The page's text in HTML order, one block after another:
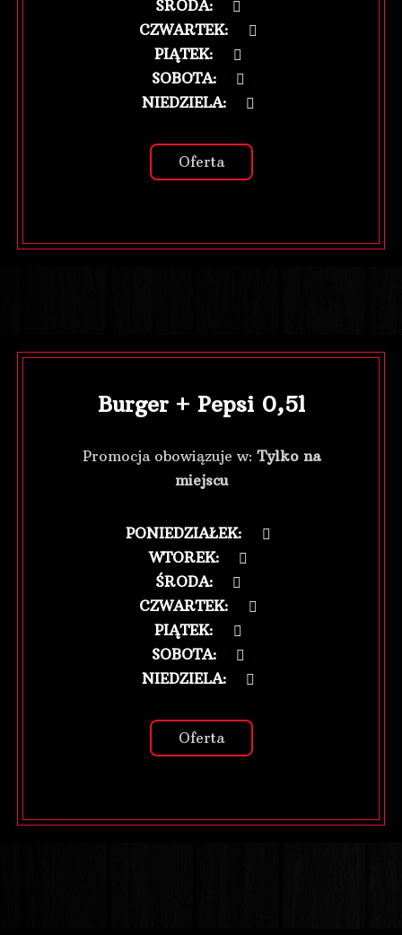
ŚRODA:
CZWARTEK:
PIĄTEK:
SOBOTA:
NIEDZIELA:
Oferta
Burger + Pepsi 0,5l
Promocja obowiązuje w:Tylko na
miejscu
PONIEDZIAŁEK:
WTOREK:
ŚRODA:
CZWARTEK:
PIĄTEK:
SOBOTA:
NIEDZIELA:
Oferta